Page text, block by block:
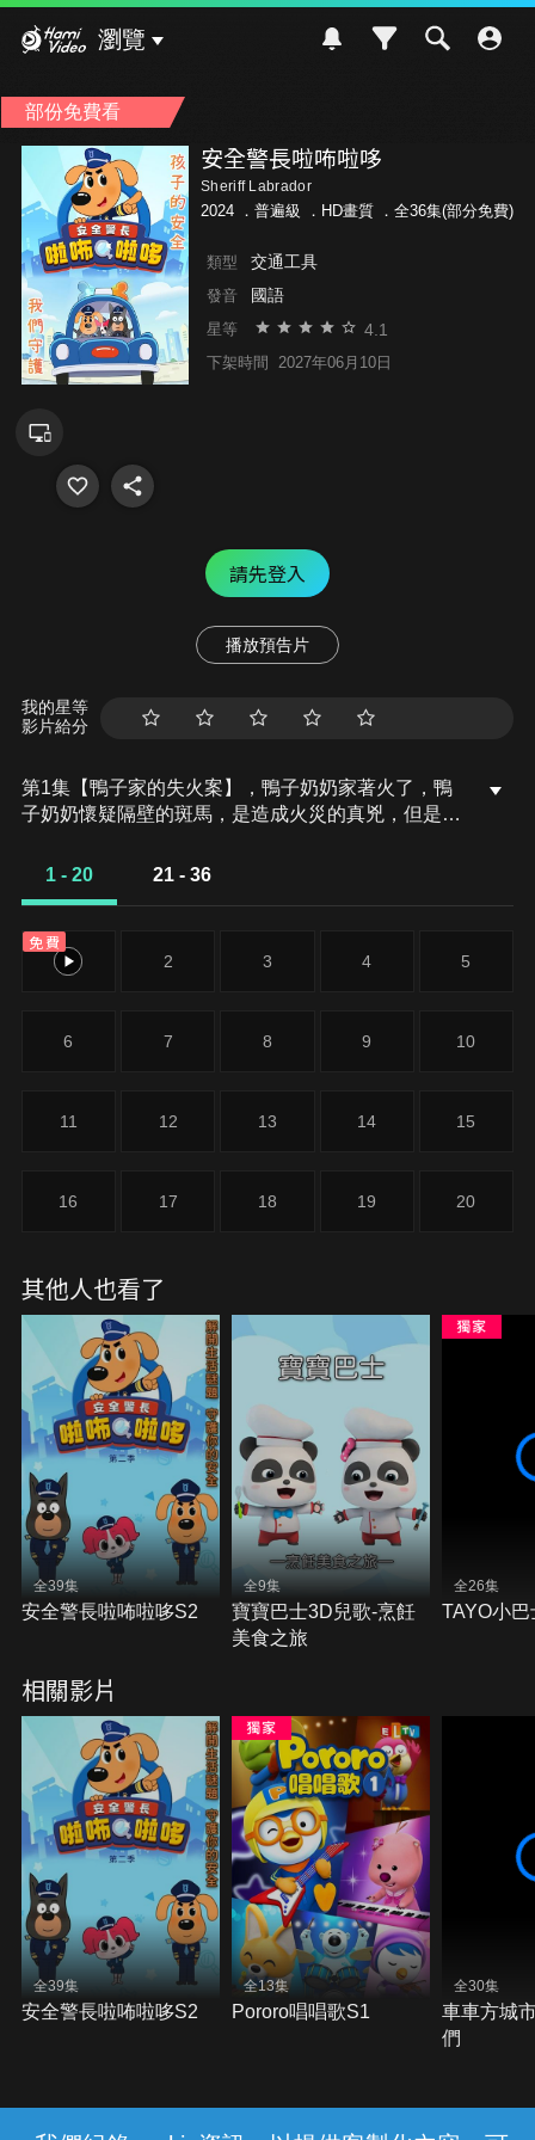
瀏覽
部份免費看
安全警長啦咘啦哆
Sheriff Labrador
2024 ． 普遍級 ．HD畫質 ．全36集(部分免費)
類型 交通工具
發音 國語
星等 4.1
下架時間 2027年06月10日
請先登入
播放預告片
我的星等
影片給分
第1集【鴨子家的失火案】，鴨子奶奶家著火了，鴨
子奶奶懷疑隔壁的斑馬，是造成火災的真兇，但是啦
呢？1 - 20 21 - 36
免費
1 2 3 4 5
6 7 8 9 10
11 12 13 14 15
16 17 18 19 20
其他人也看了
全39集
安全警長啦咘啦哆S2
全9集
寶寶巴士3D兒歌-烹飪
美食之旅
全26集
TAYO小
相關影片
全39集
安全警長啦咘啦哆S2
全13集
Pororo唱唱歌S1
全30集
車車方城
們